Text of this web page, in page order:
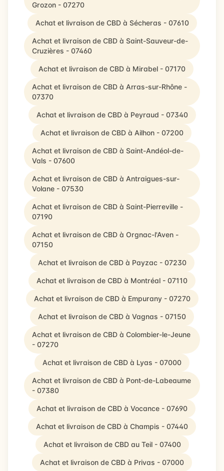
Grozon - 07270
Achat et livraison de CBD à Sécheras - 07610
Achat et livraison de CBD à Saint-Sauveur-de-
Cruzières - 07460
Achat et livraison de CBD à Mirabel - 07170
Achat et livraison de CBD à Arras-sur-Rhône -
07370
Achat et livraison de CBD à Peyraud - 07340
Achat et livraison de CBD à Ailhon - 07200
Achat et livraison de CBD à Saint-Andéol-de-
Vals - 07600
Achat et livraison de CBD à Antraigues-sur-
Volane - 07530
Achat et livraison de CBD à Saint-Pierreville -
07190
Achat et livraison de CBD à Orgnac-l'Aven -
07150
Achat et livraison de CBD à Payzac - 07230
Achat et livraison de CBD à Montréal - 07110
Achat et livraison de CBD à Empurany - 07270
Achat et livraison de CBD à Vagnas - 07150
Achat et livraison de CBD à Colombier-le-Jeune
- 07270
Achat et livraison de CBD à Lyas - 07000
Achat et livraison de CBD à Pont-de-Labeaume
- 07380
Achat et livraison de CBD à Vocance - 07690
Achat et livraison de CBD à Champis - 07440
Achat et livraison de CBD au Teil - 07400
Achat et livraison de CBD à Privas - 07000